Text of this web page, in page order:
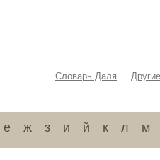
Словарь Даля
е ж з и й к л м